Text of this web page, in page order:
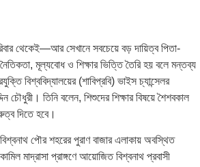
থেকেই—আর সেখানে সবচেয়ে বড় দায়িত্ব পিতা-
মূল্যবোধ ও শিক্ষার ভিত্তি তৈরি হয় বলে মন্তব্য
বিশ্ববিদ্যালয়ের (শাবিপ্রবি) ভাইস চ্যান্সেলর
তিনি বলেন, শিশুদের শিক্ষার বিষয়ে শৈশবকাল
দিতে হবে।
পৌর শহরের পুরাণ বাজার এলাকায় অবস্থিত
মাদ্রাসা প্রাঙ্গণে আয়োজিত বিশ্বনাথ প্রবাসী